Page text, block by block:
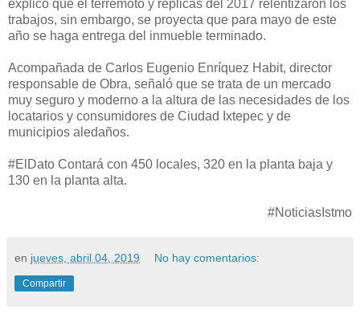
explicó que el terremoto y réplicas del 2017 relentizaron los
trabajos, sin embargo, se proyecta que para mayo de este
año se haga entrega del inmueble terminado.
Acompañada de Carlos Eugenio Enríquez Habit, director
responsable de Obra, señaló que se trata de un mercado
muy seguro y moderno a la altura de las necesidades de los
locatarios y consumidores de Ciudad Ixtepec y de
municipios aledaños.
#ElDato Contará con 450 locales, 320 en la planta baja y
130 en la planta alta.
#NoticiasIstmo
en jueves, abril 04, 2019 No hay comentarios:
Compartir